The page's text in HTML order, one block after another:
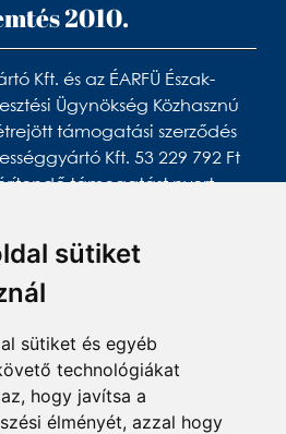
sütiket
sütiket és egyéb
technológiákat
hogy javítsa a
élményét, azzal hogy
2010.
Kft. és az ÉARFÜ Észak-
Ügynökség Közhasznú
támogatási szerződés
Kft. 53 229 792 Ft
támogatást nyert